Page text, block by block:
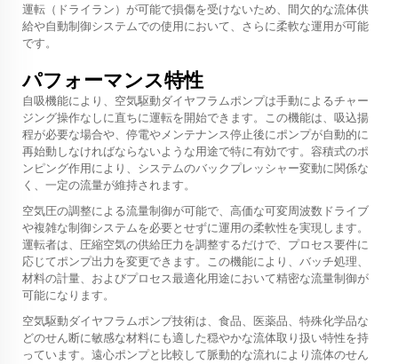
運転（ドライラン）が可能で損傷を受けないため、間欠的な流体供
給や自動制御システムでの使用において、さらに柔軟な運用が可能
です。
パフォーマンス特性
自吸機能により、空気駆動ダイヤフラムポンプは手動によるチャー
ジング操作なしに直ちに運転を開始できます。この機能は、吸込揚
程が必要な場合や、停電やメンテナンス停止後にポンプが自動的に
再始動しなければならないような用途で特に有効です。容積式のポ
ンピング作用により、システムのバックプレッシャー変動に関係な
く、一定の流量が維持されます。
空気圧の調整による流量制御が可能で、高価な可変周波数ドライブ
や複雑な制御システムを必要とせずに運用の柔軟性を実現します。
運転者は、圧縮空気の供給圧力を調整するだけで、プロセス要件に
応じてポンプ出力を変更できます。この機能により、バッチ処理、
材料の計量、およびプロセス最適化用途において精密な流量制御が
可能になります。
空気駆動ダイヤフラムポンプ技術は、食品、医薬品、特殊化学品な
どのせん断に敏感な材料にも適した穏やかな流体取り扱い特性を持
っています。遠心ポンプと比較して脈動的な流れにより流体のせん